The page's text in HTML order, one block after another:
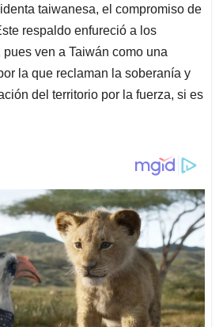
taiwanesa, el compromiso de
respaldo enfureció a los
ven a Taiwán como una
la que reclaman la soberanía y
del territorio por la fuerza, si es